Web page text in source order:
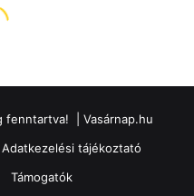
fenntartva! | Vasárnap.hu
Adatkezelési tájékoztató
Támogatók